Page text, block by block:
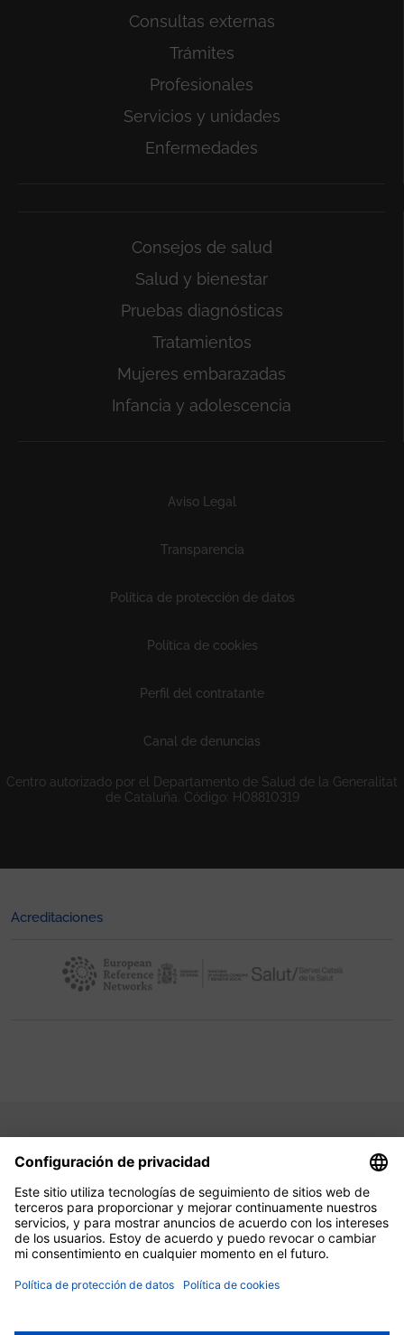
Consultas externas
Trámites
Profesionales
Servicios y unidades
Enfermedades
Consejos de salud
Salud y bienestar
Pruebas diagnósticas
Tratamientos
Mujeres embarazadas
Infancia y adolescencia
Aviso Legal
Transparencia
Política de protección de datos
Política de cookies
Perfil del contratante
Canal de denuncias
Centro autorizado por el Departamento de Salud de la Generalitat
de Cataluña. Código: H08810319
Acreditaciones